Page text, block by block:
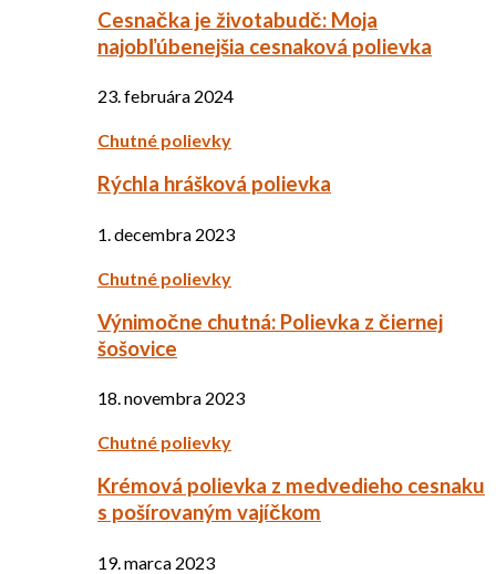
Cesnačka je životabudč: Moja
najobľúbenejšia cesnaková polievka
23. februára 2024
Chutné polievky
Rýchla hrášková polievka
1. decembra 2023
Chutné polievky
Výnimočne chutná: Polievka z čiernej
šošovice
18. novembra 2023
Chutné polievky
Krémová polievka z medvedieho cesnaku
s pošírovaným vajíčkom
19. marca 2023